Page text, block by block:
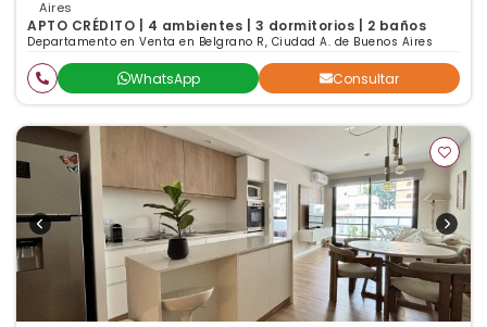
Aires
APTO CRÉDITO | 4 ambientes | 3 dormitorios | 2 baños
Departamento en Venta en Belgrano R, Ciudad A. de Buenos Aires
WhatsApp Consultar